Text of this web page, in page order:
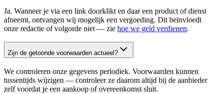
Ja. Wanneer je via een link doorklikt en daar een product of dienst
afneemt, ontvangen wij mogelijk een vergoeding. Dit beïnvloedt
onze redactie of volgorde niet — zie hoe we geld verdienen.
Zijn de getoonde voorwaarden actueel?
We controleren onze gegevens periodiek. Voorwaarden kunnen
tussentijds wijzigen — controleer ze daarom altijd bij de aanbieder
zelf voordat je een aankoop of overeenkomst sluit.